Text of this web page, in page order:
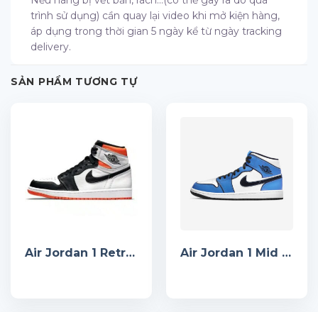
trình sử dụng) cần quay lại video khi mở kiện hàng,
áp dụng trong thời gian 5 ngày kể từ ngày tracking
delivery.
SẢN PHẨM TƯƠNG TỰ
Air Jordan 1 Retro High Electro Orange Air Jordan 1 Mid SE Signal Blue